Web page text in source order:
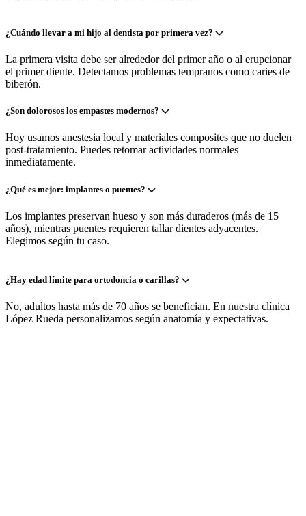
¿Cuándo llevar a mi hijo al dentista por primera vez?
La primera visita debe ser alrededor del primer año o al erupcionar
el primer diente. Detectamos problemas tempranos como caries de
biberón.
¿Son dolorosos los empastes modernos?
Hoy usamos anestesia local y materiales composites que no duelen
post-tratamiento. Puedes retomar actividades normales
inmediatamente.
¿Qué es mejor: implantes o puentes?
Los implantes preservan hueso y son más duraderos (más de 15
años), mientras puentes requieren tallar dientes adyacentes.
Elegimos según tu caso.
¿Hay edad límite para ortodoncia o carillas?
No, adultos hasta más de 70 años se benefician. En nuestra clínica
López Rueda personalizamos según anatomía y expectativas.